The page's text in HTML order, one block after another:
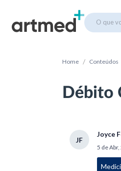
O que
Home / Conteúdos
Débito
JF
Joyce
5 de